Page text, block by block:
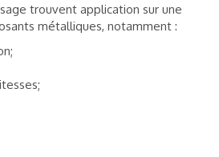
trouvent application sur une
métalliques, notamment :